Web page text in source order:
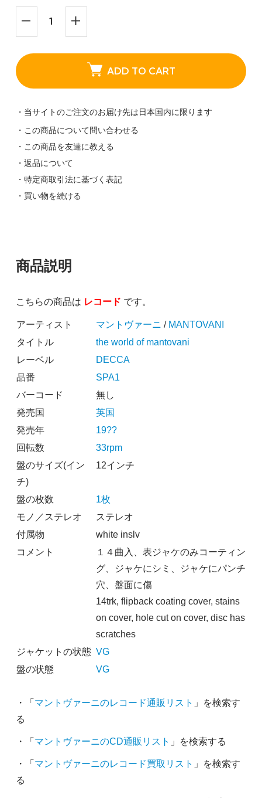
ADD TO CART
・当サイトのご注文のお届け先は日本国内に限ります
・この商品について問い合わせる
・この商品を友達に教える
・返品について
・特定商取引法に基づく表記
・買い物を続ける
商品説明
こちらの商品は レコード です。
アーティスト マントヴァーニ / MANTOVANI
タイトル
the world of mantovani
レーベル
DECCA
品番
SPA1
バーコード
無し
発売国
英国
発売年
19??
回転数
33rpm
盤のサイズ(イン
チ)
12インチ
盤の枚数
1枚
モノ／ステレオ
ステレオ
付属物
white inslv
コメント
１４曲入、表ジャケのみコーティン
グ、ジャケにシミ、ジャケにパンチ
穴、盤面に傷
14trk, flipback coating cover, stains
on cover, hole cut on cover, disc has
scratches
ジャケットの状態 VG
盤の状態
VG
・「 マントヴァーニのレコード通販リスト 」を検索す
る
・「 マントヴァーニのCD通販リスト 」を検索する
・「 マントヴァーニのレコード買取リスト 」を検索す
る